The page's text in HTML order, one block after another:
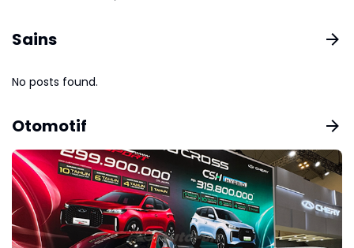
Sains
No posts found.
Otomotif